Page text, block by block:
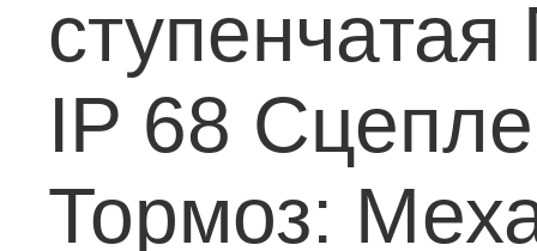
IP 68
Тормоз: